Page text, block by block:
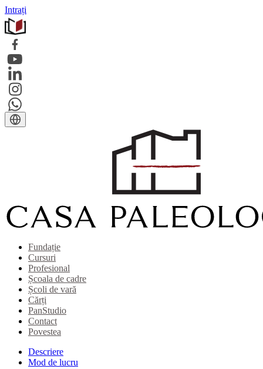
Intrați
Fundație
Cursuri
Profesional
Școala de cadre
Școli de vară
Cărți
PanStudio
Contact
Povestea
Descriere
Mod de lucru